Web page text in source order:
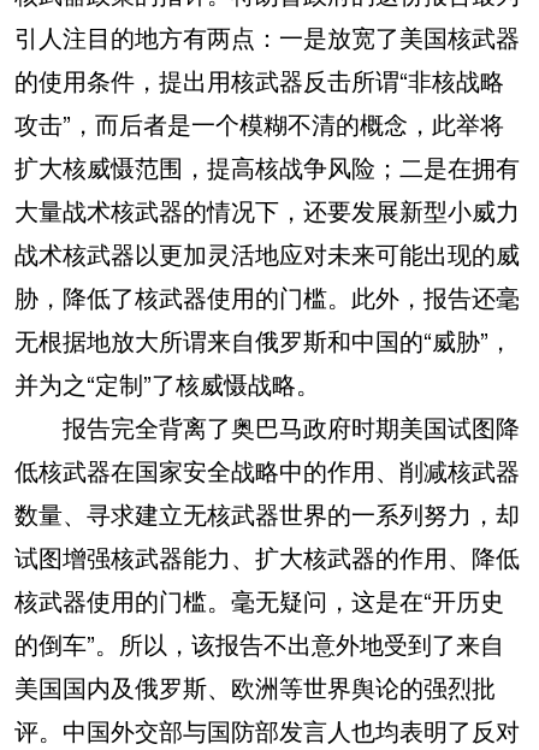
引人注目的地方有两点：一是放宽了美国核武器
的使用条件，提出用核武器反击所谓“非核战略
攻击”，而后者是一个模糊不清的概念，此举将
扩大核威慑范围，提高核战争风险；二是在拥有
大量战术核武器的情况下，还要发展新型小威力
战术核武器以更加灵活地应对未来可能出现的威
胁，降低了核武器使用的门槛。此外，报告还毫
无根据地放大所谓来自俄罗斯和中国的“威胁”，
并为之“定制”了核威慑战略。
报告完全背离了奥巴马政府时期美国试图降
低核武器在国家安全战略中的作用、削减核武器
数量、寻求建立无核武器世界的一系列努力，却
试图增强核武器能力、扩大核武器的作用、降低
核武器使用的门槛。毫无疑问，这是在“开历史
的倒车”。所以，该报告不出意外地受到了来自
美国国内及俄罗斯、欧洲等世界舆论的强烈批
评。中国外交部与国防部发言人也均表明了反对